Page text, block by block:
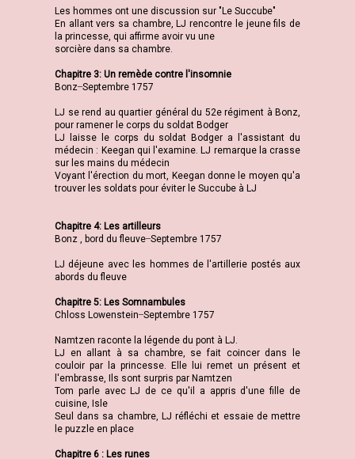
Les hommes ont une discussion sur "Le Succube"
En allant vers sa chambre, LJ rencontre le jeune fils de
la princesse, qui affirme avoir vu une
sorcière dans sa chambre.
Chapitre 3: Un remède contre l'insomnie
Bonz ̶ Septembre 1757
LJ se rend au quartier général du 52e régiment à Bonz,
pour ramener le corps du soldat Bodger
LJ laisse le corps du soldat Bodger a l'assistant du
médecin : Keegan qui l'examine. LJ remarque la crasse
sur les mains du médecin
Voyant l'érection du mort, Keegan donne le moyen qu'a
trouver les soldats pour éviter le Succube à LJ
Chapitre 4: Les artilleurs
Bonz , bord du fleuve ̶ Septembre 1757
LJ déjeune avec les hommes de l'artillerie postés aux
abords du fleuve
Chapitre 5: Les Somnambules
Chloss Lowenstein ̶ Septembre 1757
Namtzen raconte la légende du pont à LJ.
LJ en allant à sa chambre, se fait coincer dans le
couloir par la princesse. Elle lui remet un présent et
l'embrasse, Ils sont surpris par Namtzen
Tom parle avec LJ de ce qu'il a appris d'une fille de
cuisine, Isle
Seul dans sa chambre, LJ réfléchi et essaie de mettre
le puzzle en place
Chapitre 6 : Les runes